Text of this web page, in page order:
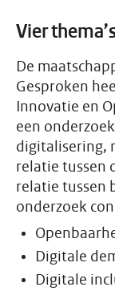
Vier
De
Gesproken
Innovatie en
een
digitalisering,
relatie tussen
relatie tussen
onderzoek
Digitale
Digitale